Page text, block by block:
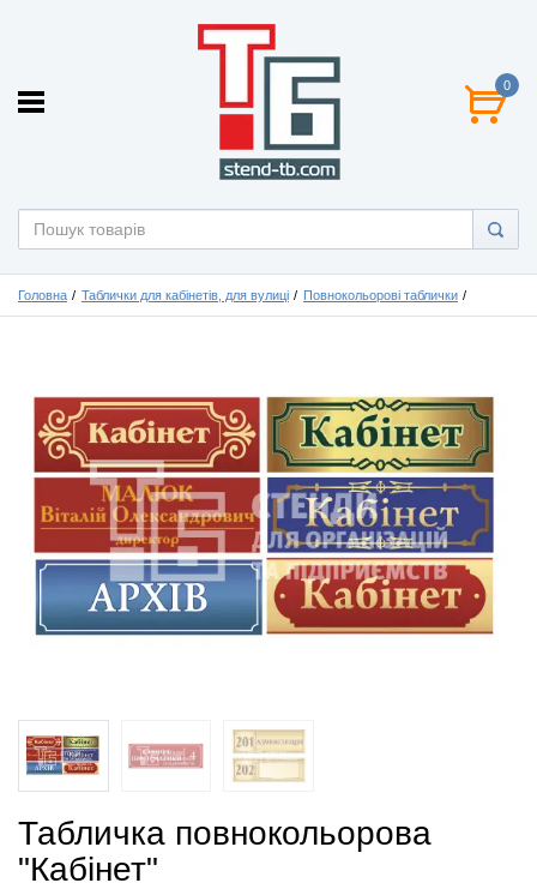
0
Головна Таблички для кабінетів, для вулиці Повнокольорові таблички
Табличка повнокольорова
"Кабінет"